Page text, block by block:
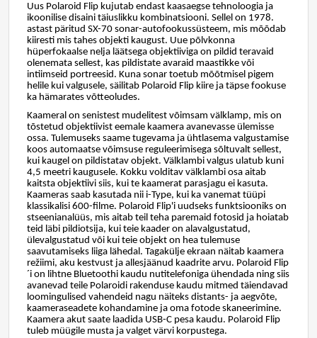
Uus Polaroid Flip kujutab endast kaasaegse tehnoloogia ja
ikoonilise disaini täiuslikku kombinatsiooni. Sellel on 1978.
astast päritud SX-70 sonar-autofookussüsteem, mis mõõdab
kiiresti mis tahes objekti kaugust. Uue põlvkonna
hüperfokaalse nelja läätsega objektiiviga on pildid teravaid
olenemata sellest, kas pildistate avaraid maastikke või
intiimseid portreesid. Kuna sonar toetub mõõtmisel pigem
helile kui valgusele, säilitab Polaroid Flip kiire ja täpse fookuse
ka hämarates võtteoludes.
Kaameral on senistest mudelitest võimsam välklamp, mis on
tõstetud objektiivist eemale kaamera avanevasse ülemisse
ossa. Tulemuseks saame tugevama ja ühtlasema valgustamise
koos automaatse võimsuse reguleerimisega sõltuvalt sellest,
kui kaugel on pildistatav objekt. Välklambi valgus ulatub kuni
4,5 meetri kaugusele. Kokku volditav välklambi osa aitab
kaitsta objektiivi siis, kui te kaamerat parasjagu ei kasuta.
Kaameras saab kasutada nii i-Type, kui ka vanemat tüüpi
klassikalisi 600-filme. Polaroid Flip'i uudseks funktsiooniks on
stseenianalüüs, mis aitab teil teha paremaid fotosid ja hoiatab
teid läbi pildiotsija, kui teie kaader on alavalgustatud,
ülevalgustatud või kui teie objekt on hea tulemuse
saavutamiseks liiga lähedal. Tagakülje ekraan näitab kaamera
režiimi, aku kestvust ja allesjäänud kaadrite arvu. Polaroid Flip
´i on lihtne Bluetoothi kaudu nutitelefoniga ühendada ning siis
avanevad teile Polaroidi rakenduse kaudu mitmed täiendavad
loomingulised vahendeid nagu näiteks distants- ja aegvõte,
kaameraseadete kohandamine ja oma fotode skaneerimine.
Kaamera akut saate laadida USB-C pesa kaudu. Polaroid Flip
tuleb müügile musta ja valget värvi korpustega.